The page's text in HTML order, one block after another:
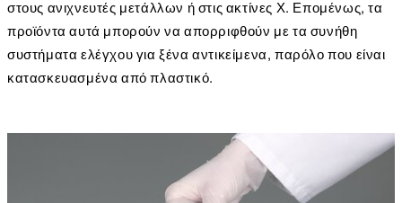
στους ανιχνευτές μετάλλων ή στις ακτίνες Χ. Επομένως, τα
προϊόντα αυτά μπορούν να απορριφθούν με τα συνήθη
συστήματα ελέγχου για ξένα αντικείμενα, παρόλο που είναι
κατασκευασμένα από πλαστικό.